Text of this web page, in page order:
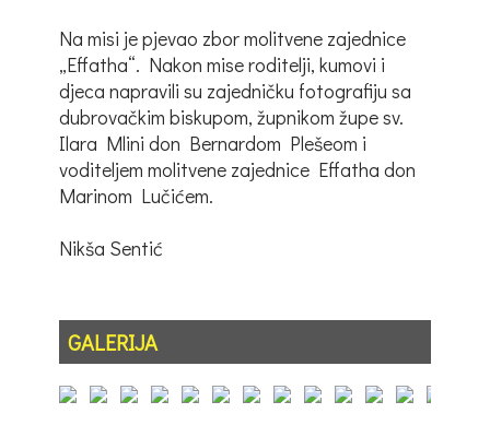
Na misi je pjevao zbor molitvene zajednice
„Effatha“. Nakon mise roditelji, kumovi i
djeca napravili su zajedničku fotografiju sa
dubrovačkim biskupom, župnikom župe sv.
Ilara Mlini don Bernardom Plešeom i
voditeljem molitvene zajednice Effatha don
Marinom Lučićem.
Nikša Sentić
GALERIJA